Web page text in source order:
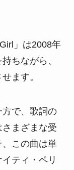
」は2008年
ちながら、
ます。
で、歌詞の
まざまな受
この曲は単
ティ・ペリ